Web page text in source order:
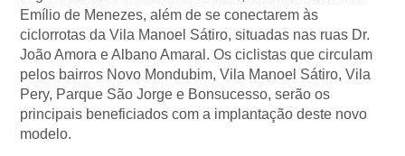
Emílio de Menezes, além de se conectarem às
ciclorrotas da Vila Manoel Sátiro, situadas nas ruas Dr.
João Amora e Albano Amaral. Os ciclistas que circulam
pelos bairros Novo Mondubim, Vila Manoel Sátiro, Vila
Pery, Parque São Jorge e Bonsucesso, serão os
principais beneficiados com a implantação deste novo
modelo.